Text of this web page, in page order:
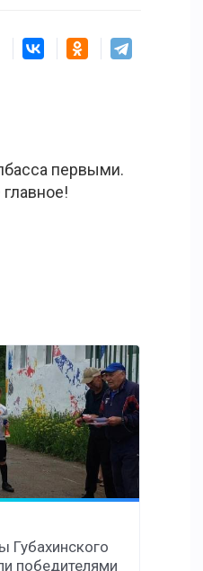
первыми.
Губахинского
победителями